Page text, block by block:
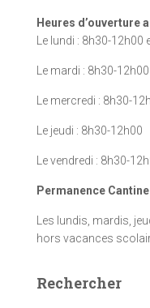
Heures d’ouverture
Le lundi : 8h30-
Le mardi : 8h30-12h00
Le mercredi : 8h30-
Le jeudi : 8h30-12h00
Le vendredi : 8h30-
Permanence Cantine
Les lundis, mardis,
hors vacances
Rechercher